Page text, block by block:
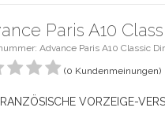
Paris A10
Advance Paris A10 Classic
(0 Kundenmeinungen)
VORZEIGE-